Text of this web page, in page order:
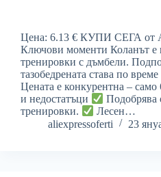
Цена: 6.13 € КУПИ СЕГА от
Ключови моменти Коланът е
тренировки с дъмбели.
тазобедрената става по
Цената е конкурентна –
и недостатъци
Подобрява
тренировки.
Лесен…
aliexpressoferti
23